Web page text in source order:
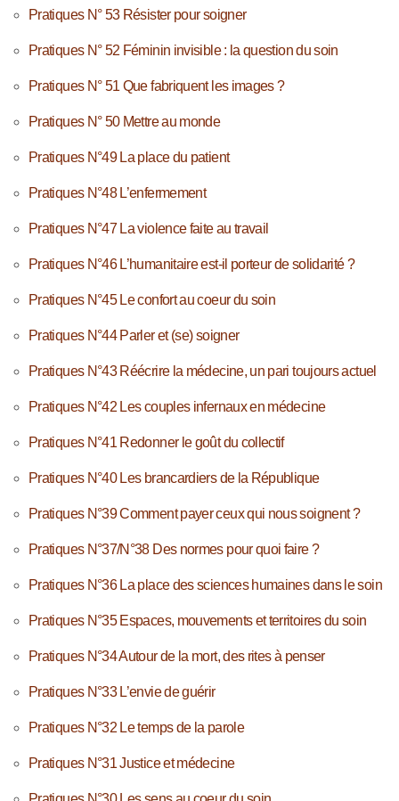
Pratiques N° 53 Résister pour soigner
Pratiques N° 52 Féminin invisible : la question du soin
Pratiques N° 51 Que fabriquent les images ?
Pratiques N° 50 Mettre au monde
Pratiques N°49 La place du patient
Pratiques N°48 L’enfermement
Pratiques N°47 La violence faite au travail
Pratiques N°46 L’humanitaire est-il porteur de solidarité ?
Pratiques N°45 Le confort au coeur du soin
Pratiques N°44 Parler et (se) soigner
Pratiques N°43 Réécrire la médecine, un pari toujours actuel
Pratiques N°42 Les couples infernaux en médecine
Pratiques N°41 Redonner le goût du collectif
Pratiques N°40 Les brancardiers de la République
Pratiques N°39 Comment payer ceux qui nous soignent ?
Pratiques N°37/N°38 Des normes pour quoi faire ?
Pratiques N°36 La place des sciences humaines dans le soin
Pratiques N°35 Espaces, mouvements et territoires du soin
Pratiques N°34 Autour de la mort, des rites à penser
Pratiques N°33 L’envie de guérir
Pratiques N°32 Le temps de la parole
Pratiques N°31 Justice et médecine